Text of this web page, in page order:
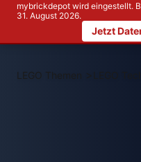
mybrickdepot wird eingestellt.
31. August 2026.
Jetzt
LEGO Themen >